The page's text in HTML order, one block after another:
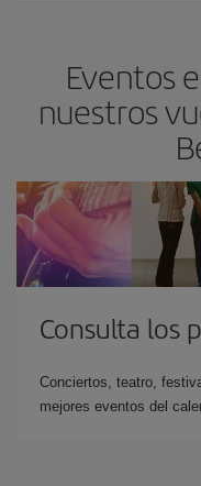
Eventos
nuestros
Consulta los
Conciertos, teatro,
mejores eventos del